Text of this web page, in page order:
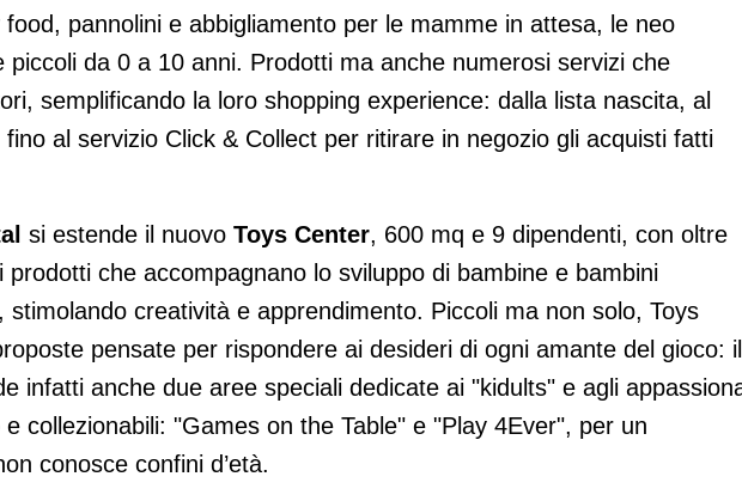
pannolini e abbigliamento per le mamme in attesa, le neo
piccoli da 0 a 10 anni. Prodotti ma anche numerosi servizi che
semplificando la loro shopping experience: dalla lista nascita, al
al servizio Click & Collect per ritirare in negozio gli acquisti fatti
si estende il nuovo Toys Center, 600 mq e 9 dipendenti, con oltre
prodotti che accompagnano lo sviluppo di bambine e bambini
stimolando creatività e apprendimento. Piccoli ma non solo, Toys
pensate per rispondere ai desideri di ogni amante del gioco: il
infatti anche due aree speciali dedicate ai "kidults" e agli
collezionabili: "Games on the Table" e "Play 4Ever", per un
conosce confini d’età.